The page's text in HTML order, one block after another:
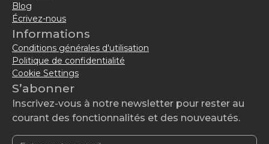
Blog
Écrivez-nous
Informations
Conditions générales d'utilisation
Politique de confidentialité
Cookie Settings
S’abonner
Inscrivez-vous à notre newsletter pour rester au
courant des fonctionnalités et des nouveautés.